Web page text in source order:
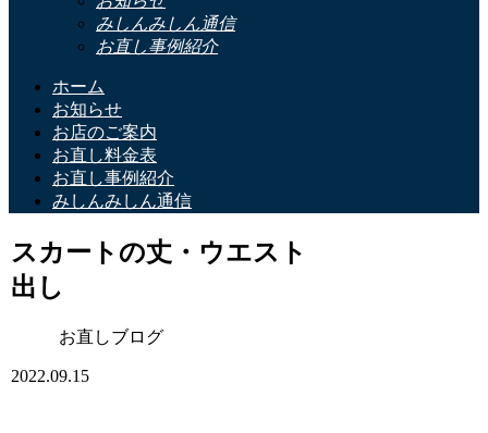
みしんみしん通信
お直し事例紹介
ホーム
お知らせ
お店のご案内
お直し料金表
お直し事例紹介
みしんみしん通信
スカートの丈・ウエスト
出し
お直しブログ
2022.09.15